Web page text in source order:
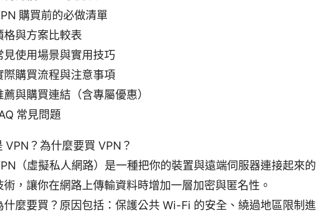
購買前的必做清單
格與方案比較表
見使用場景與實用技巧
際購買流程與注意事項
薦與購買連結（含專屬優惠）
常見問題
VPN？為什麼要買 VPN？
（虛擬私人網路）是一種把你的裝置與遠端伺服器連接起來的
術，讓你在網路上傳輸資料時增加一層加密與匿名性。
什麼要買？原因包括：保護公共 Wi-Fi 的安全、繞過地區限制進